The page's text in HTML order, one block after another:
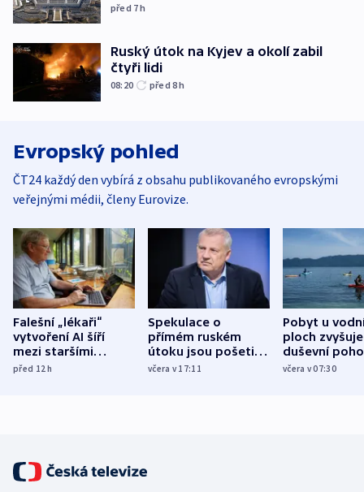
před 7h
Ruský útok na Kyjev a okolí zabil
čtyři lidi
08:20 před 8h
Evropský pohled
ČT24 každý den vybírá z obsahu publikovaného evropskými
veřejnými médii, členy Eurovize.
Falešní „lékaři“
vytvoření AI šíří
mezi staršími
Poláky nebezpečné
před 12h
Spekulace o
přímém ruském
útoku jsou pošetilé,
míní estonský
včera v 17:11
Pobyt u
ploch zvyšuje
duševní
ukázala
včera v 07:30